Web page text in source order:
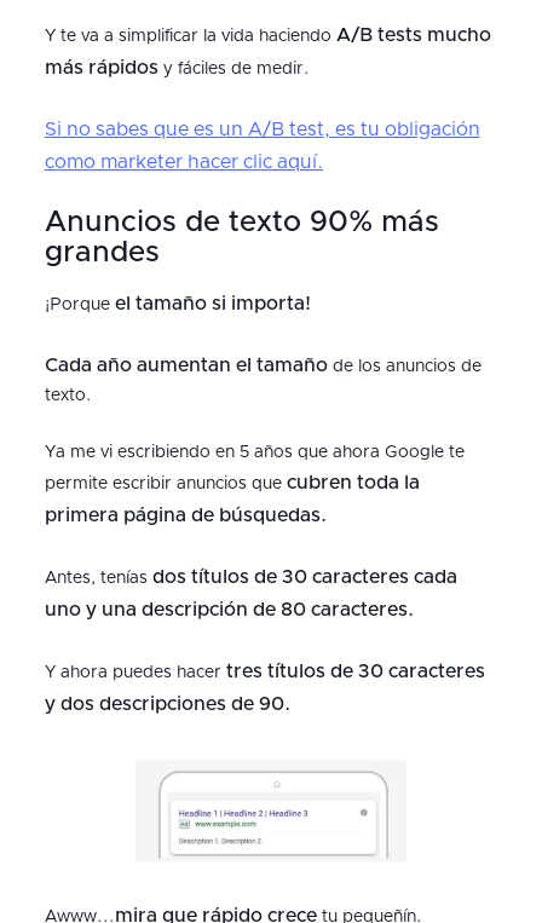
Y te va a simplificar la vida haciendo A/B tests mucho
más rápidos y fáciles de medir.
Si no sabes que es un A/B test, es tu obligación
como marketer hacer clic aquí.
Anuncios de texto 90% más
grandes
¡Porque el tamaño si importa!
Cada año aumentan el tamañode los anuncios de
texto.
Ya me vi escribiendo en 5 años que ahora Google te
permite escribir anuncios que cubren toda la
primera página de búsquedas.
Antes, tenías dos títulos de 30 caracteres cada
uno y una descripción de 80 caracteres.
Y ahora puedes hacer tres títulos de 30 caracteres
y dos descripciones de 90.
Awww... mira que rápido crecetu pequeñín.